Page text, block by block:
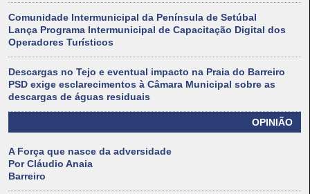
Comunidade Intermunicipal da Península de Setúbal
Lança Programa Intermunicipal de Capacitação Digital dos
Operadores Turísticos
Descargas no Tejo e eventual impacto na Praia do Barreiro
PSD exige esclarecimentos à Câmara Municipal sobre as
descargas de águas residuais
OPINIÃO
A Força que nasce da adversidade
Por Cláudio Anaia
Barreiro